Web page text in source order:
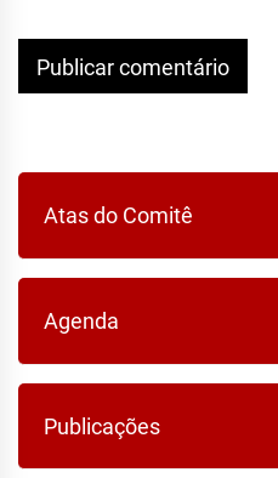
Atas do Comitê
Agenda
Publicações